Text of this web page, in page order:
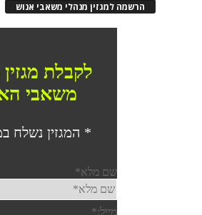
הרשמה למגזין מנהלי משאבי אנוש